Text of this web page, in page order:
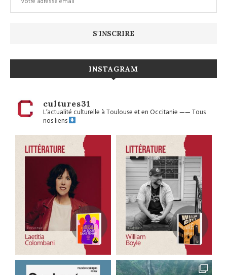
INSTAGRAM
cultures31
L’actualité culturelle à Toulouse et en Occitanie——Tous
nos liens